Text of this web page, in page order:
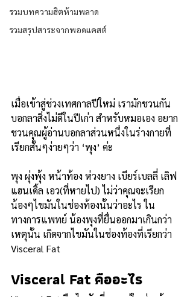
รวมบทความฮิตห้ามพลาด
รวมสรุปสาระจากพอดแคสต์
เมื่อเข้าสู่ช่วงเทศกาลปีใหม่ เรามักชวนกัน
บอกลาสิ่งไม่ดีในปีเก่า สำหรับหมอเอง อยาก
ชวนคุณผู้อ่านบอกลาส่วนหนึ่งในร่างกายที่
เรียกสั้นๆง่ายๆว่า ‘พุง’ ค่ะ
พุง ผุ่งพุ้ง หน้าท้อง ห่วงยาง เบียร์เบลลี่ เลิฟ
แฮนเดิ้ล เอว(ที่หายไป) ไม่ว่าคุณจะเรียก
น้องๆไขมันในช่องท้องนั้นว่าอะไร ใน
ทางการแพทย์ น้องพุงที่ยื่นออกมาเกินกว่า
เหตุนั้น เกิดจากไขมันในช่องท้องที่เรียกว่า
Visceral Fat
Visceral Fat คืออะไร